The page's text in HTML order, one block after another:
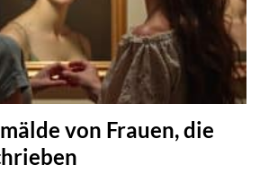
von Frauen, die